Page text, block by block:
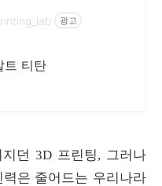
광고
문 기공소 코발트 티탄
던 3D 프린팅, 그러나
은 줄어드는 우리나라